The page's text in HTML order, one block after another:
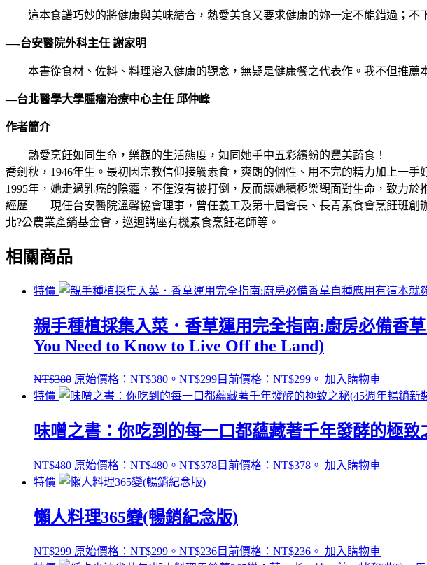
這本食譜巧妙的將健康與美味結合，熱愛美食又要求健康的妳一定不能錯過；不
—-台安醫院外科主任 謝家明
本書從食材、佐料、料理溶入健康的觀念，無疑是健康餐之代表作。我不但推薦
—台北醫學大學腫瘤治療中心主任 邱仲峰
作者簡介
熱愛烹飪如同生命，樂觀的生活態度，如同她手中五彩繽紛的豐美蔬食！
喬劍秋，1946年生。最初因宗教信仰接觸素食，爽朗的個性、用不完的精力加上一手
1995年，她走過乳癌的陰霾，不僅沒有被打倒，反而讓她積極樂觀面對生命，致力
經歷 現任台安醫院溫馨協會理事，曾任義工及第十屆會長、長青素食會烹飪班創
北?公農業產銷基金會，巡迴講座有機素食烹飪老師等。
相關商品
特價
親手種植採集入菜．香草運用完全指南:廚房必備香
You Need to Know to Live Off the Land)
NT$380 原始價格：NT$380。 NT$299目前價格：NT$299。 加入購物車
特價
味噌之書：你吃到的每一口都蘊藏著千年發酵的極
NT$480 原始價格：NT$480。 NT$378目前價格：NT$378。 加入購物車
特價
懶人料理365變(暢銷紀念版)
NT$299 原始價格：NT$299。 NT$236目前價格：NT$236。 加入購物車